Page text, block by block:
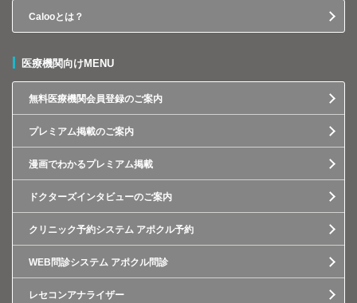
Calooとは？
医療機関向けMENU
無料医療機関会員登録のご案内
プレミアム掲載のご案内
漫画でわかるプレミアム掲載
ドクターズインタビューのご案内
クリニック予約システム アポクル予約
WEB問診システム アポクル問診
レセコンアナライザー